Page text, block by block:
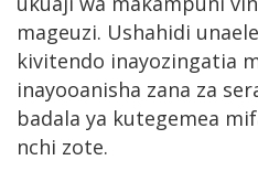
mageuzi. Ushahidi
kivitendo inayozingatia
inayooanisha zana za
badala ya kutegemea
nchi zote.